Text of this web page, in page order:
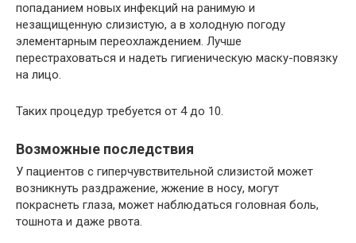
попаданием новых инфекций на ранимую и
незащищенную слизистую, а в холодную погоду
элементарным переохлаждением. Лучше
перестраховаться и надеть гигиеническую маску-повязку
на лицо.
Таких процедур требуется от 4 до 10.
Возможные последствия
У пациентов с гиперчувствительной слизистой может
возникнуть раздражение, жжение в носу, могут
покраснеть глаза, может наблюдаться головная боль,
тошнота и даже рвота.